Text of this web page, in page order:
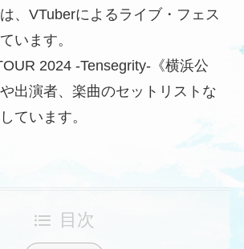
、VTuberによるライブ・フェス
います。
2024 -Tensegrity-《横浜公
出演者、楽曲のセットリストな
ています。
目次